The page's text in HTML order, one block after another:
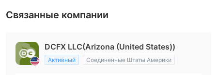
Связанные компании
DCFX LLC(Arizona (United States))
Активный Соединенные Штаты Америки